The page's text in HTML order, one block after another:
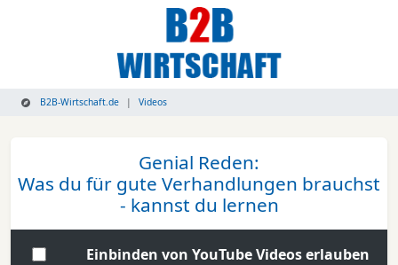
B2B-Wirtschaft.de Videos
Genial Reden:
Was du für gute Verhandlungen brauchst
- kannst du lernen
Einbinden von YouTube Videos erlauben